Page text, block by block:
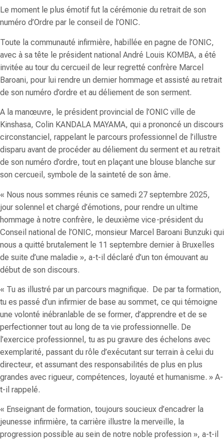
Le moment le plus émotif fut la cérémonie du retrait de son
numéro d’Ordre par le conseil de l’ONIC.
Toute la communauté infirmière, habillée en pagne de l’ONIC,
avec à sa tête le président national André Louis KOMBA, a été
invitée au tour du cercueil de leur regretté confrère Marcel
Baroani, pour lui rendre un dernier hommage et assisté au retrait
de son numéro d’ordre et au déliement de son serment.
A la manœuvre, le président provincial de l’ONIC ville de
Kinshasa, Colin KANDALA MAYAMA, qui a prononcé un discours
circonstanciel, rappelant le parcours professionnel de l’illustre
disparu avant de procéder au déliement du serment et au retrait
de son numéro d’ordre, tout en plaçant une blouse blanche sur
son cercueil, symbole de la sainteté de son âme.
« Nous nous sommes réunis ce samedi 27 septembre 2025,
jour solennel et chargé d’émotions, pour rendre un ultime
hommage à notre confrère, le deuxième vice-président du
Conseil national de l’ONIC, monsieur Marcel Baroani Bunzuki qui
nous a quitté brutalement le 11 septembre dernier à Bruxelles
de suite d’une maladie », a-t-il déclaré d’un ton émouvant au
début de son discours.
« Tu as illustré par un parcours magnifique. De par ta formation,
tu es passé d’un infirmier de base au sommet, ce qui témoigne
une volonté inébranlable de se former, d’apprendre et de se
perfectionner tout au long de ta vie professionnelle. De
l’exercice professionnel, tu as pu gravure des échelons avec
exemplarité, passant du rôle d’exécutant sur terrain à celui du
directeur, et assumant des responsabilités de plus en plus
grandes avec rigueur, compétences, loyauté et humanisme. » A-
t-il rappelé.
« Enseignant de formation, toujours soucieux d’encadrer la
jeunesse infirmière, ta carrière illustre la merveille, la
progression possible au sein de notre noble profession », a-t-il